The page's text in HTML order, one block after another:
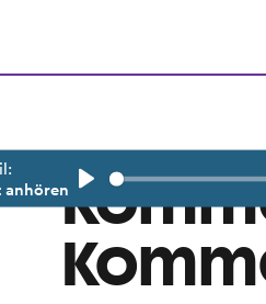
anhören
Play